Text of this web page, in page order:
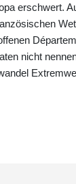
erschwert.
nicht